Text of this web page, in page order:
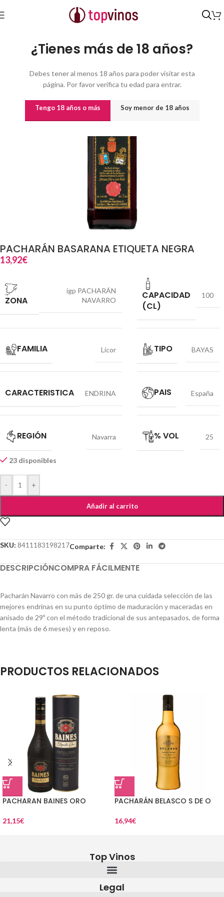
¿Tienes más de 18 años?
Debes tener al menos 18 años para poder visitar esta
página. Por favor verifica tu edad para entrar.
Tengo 18 años o más Soy menor de 18 años
Inicio Destilados y licores /Licores
PACHARÁN BASARANA ETIQUETA NEGRA
13,92€
ZONA
igp PACHARÁN
NAVARRO
CAPACIDAD
(CL)
100
FAMILIA Licor TIPO BAYAS
CARACTERISTICA ENDRINA PAIS España
REGIÓN Navarra % VOL 25
23 disponibles
- +
Añadir al carrito
SKU: 8411183198217Comparte:
DESCRIPCIÓNCOMPRA FÁCILMENTE
Pacharán Navarro con más de 250 gr. de una cuidada selección de las
mejores endrinas en su punto óptimo de maduración y maceradas en
anisado de 29º con el método tradicional de sus antepasados, de forma
lenta (más de 6 meses) y en reposo.
PRODUCTOS RELACIONADOS
PACHARAN BAINES ORO
21,15€
PACHARÁN BELASCO S DE O
16,94€
Top Vinos
Legal